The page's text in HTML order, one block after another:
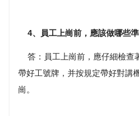
4、員工上崗前，應該做哪些
答：員工上崗前，應仔細檢查
帶好工號牌，并按規定帶好對講
崗。